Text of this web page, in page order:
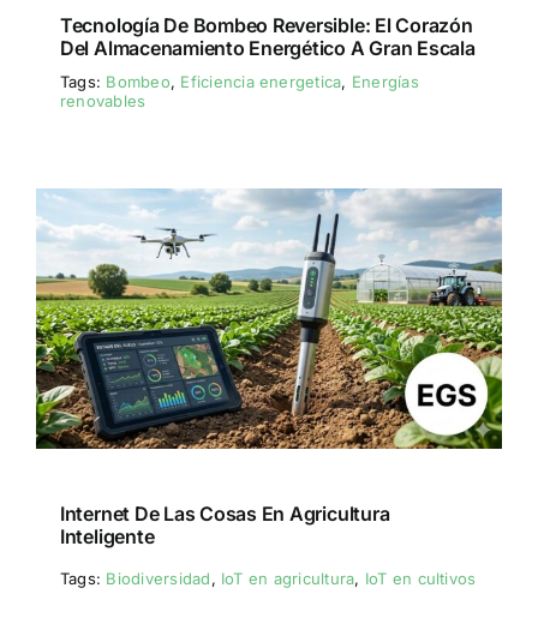
Tecnología De Bombeo Reversible: El Corazón
Del Almacenamiento Energético A Gran Escala
Tags: Bombeo, Eficiencia energetica, Energías
renovables
Internet De Las Cosas En Agricultura
Inteligente
Tags: Biodiversidad, IoT en agricultura, IoT en cultivos